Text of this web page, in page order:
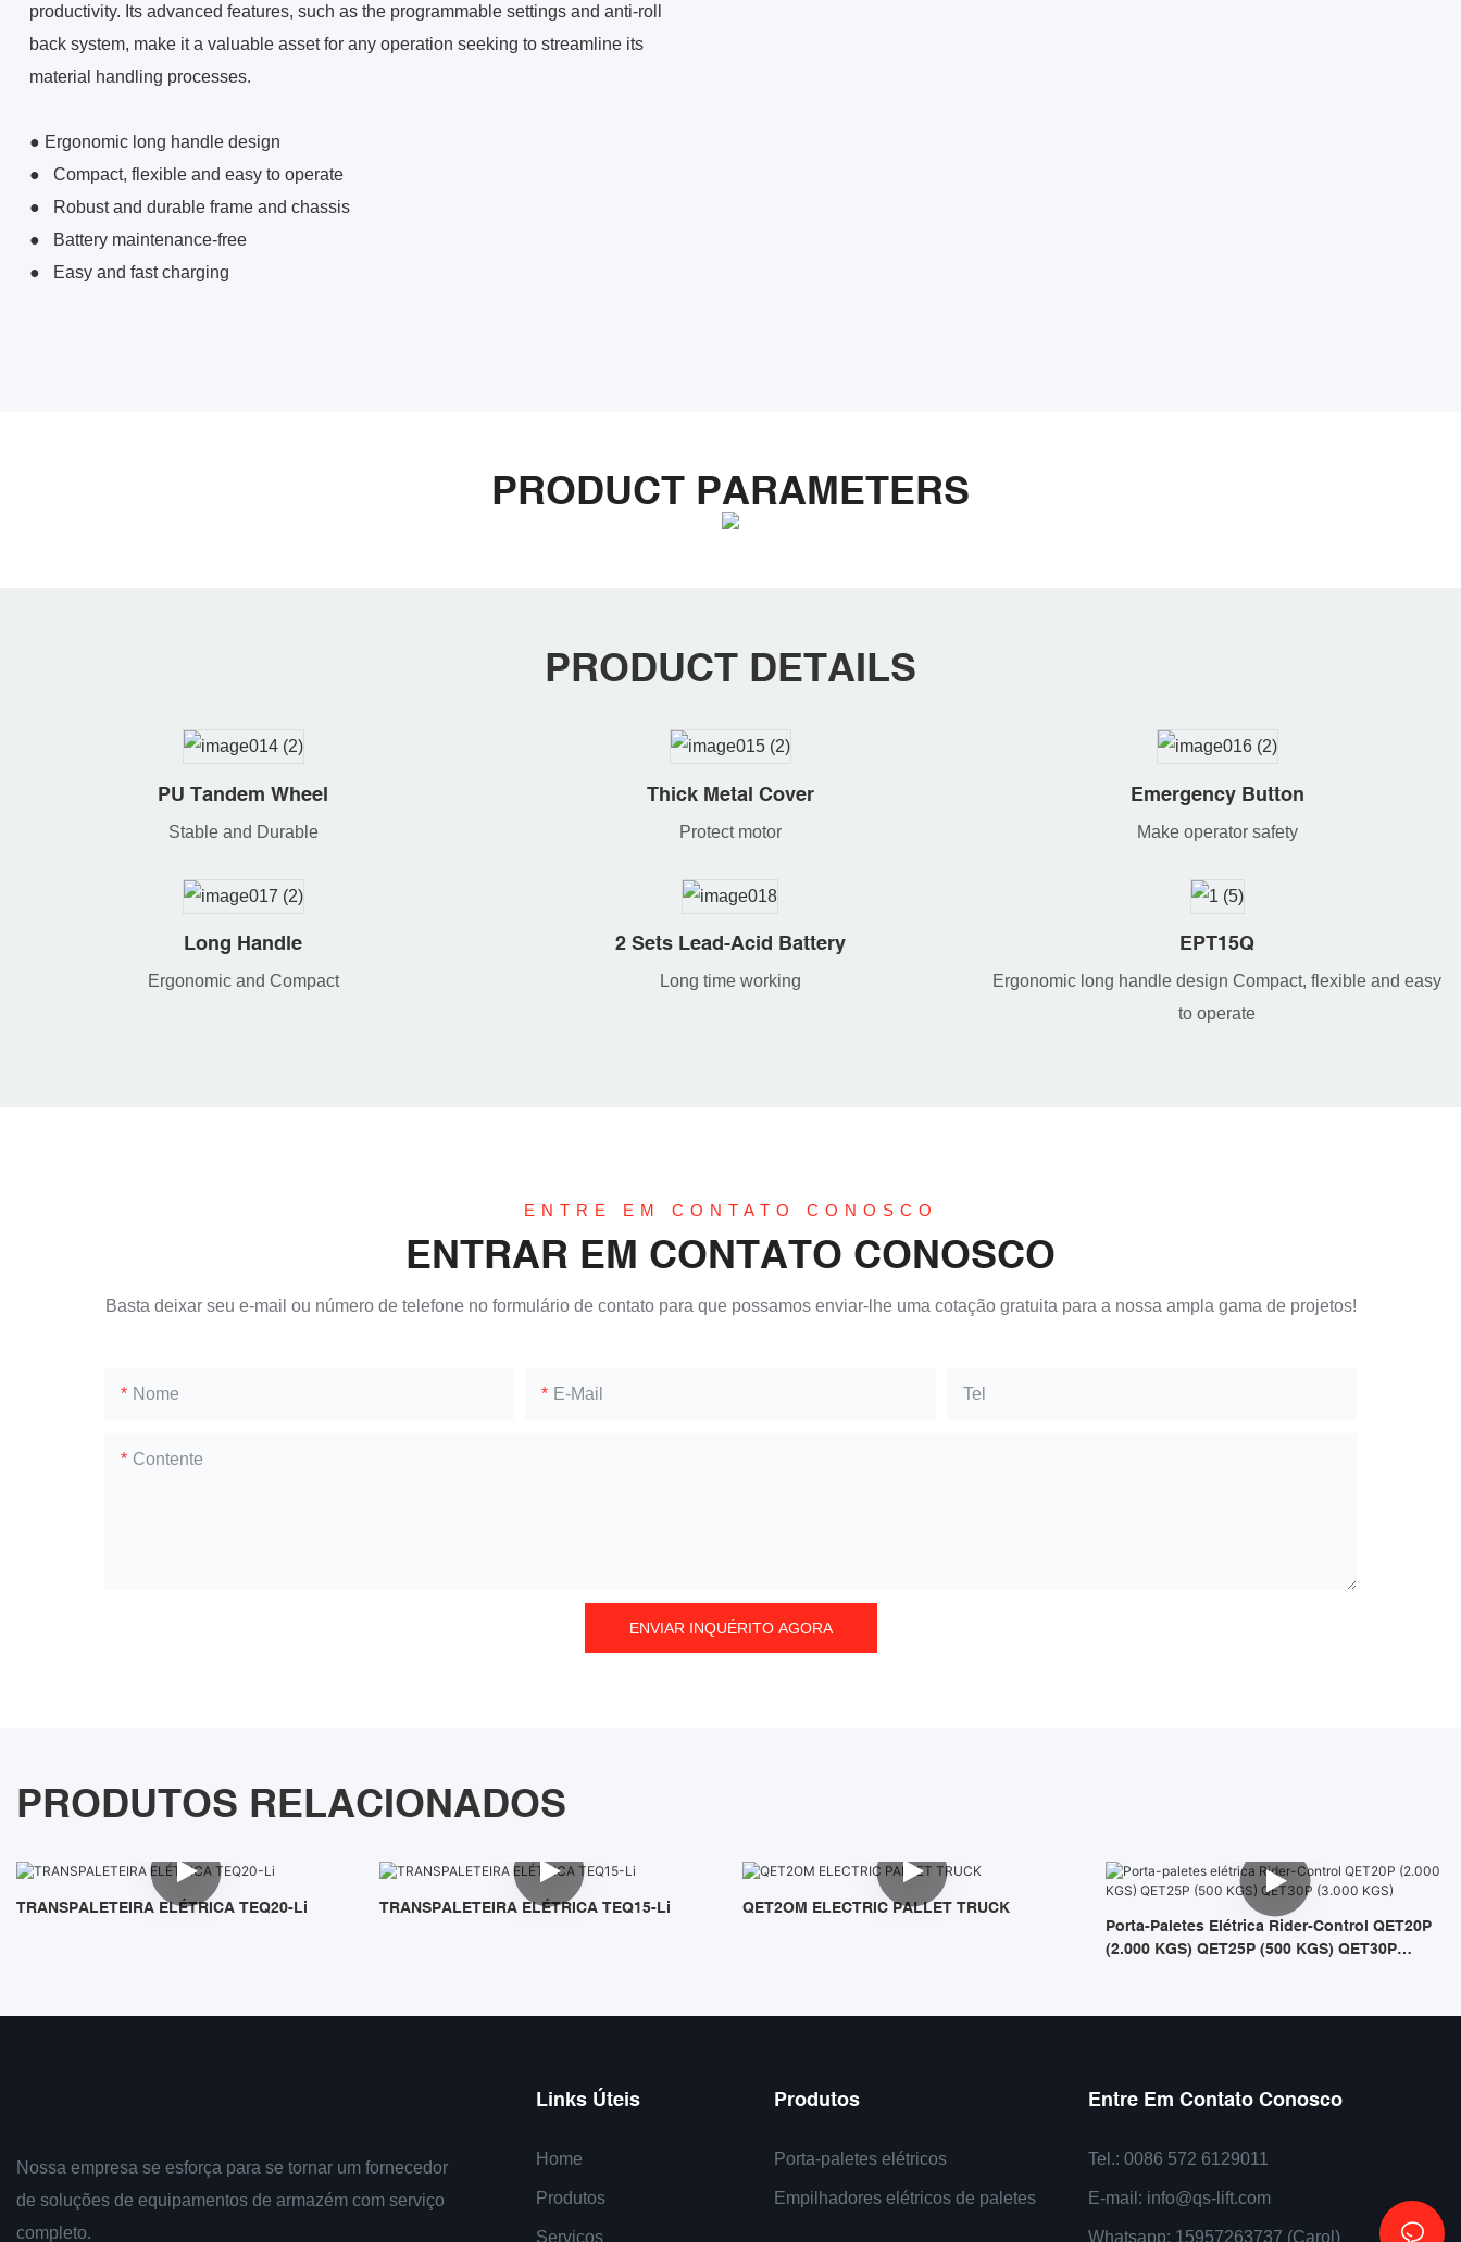
productivity. Its advanced features, such as the programmable settings and anti-roll
back system, make it a valuable asset for any operation seeking to streamline its
material handling processes.
● Ergonomic long handle design
●
Compact, flexible and easy to operate
●
Robust and durable frame and chassis
●
Battery maintenance-free
●
Easy and fast charging
PRODUCT PARAMETERS
PRODUCT DETAILS
PU Tandem Wheel
Stable and Durable
Thick Metal Cover
Protect motor
Emergency Button
Make operator safety
Long Handle
Ergonomic and Compact
2 Sets Lead-Acid Battery
Long time working
EPT15Q
Ergonomic long handle design Compact, flexible and easy
to operate
ENTRE EM CONTATO CONOSCO
ENTRAR EM CONTATO CONOSCO
Basta deixar seu e-mail ou número de telefone no formulário de contato para que possamos enviar-lhe uma cotação gratuita para a nossa ampla gama de projetos!
Nome E-Mail Tel
Contente
ENVIAR INQUÉRITO AGORA
PRODUTOS RELACIONADOS
TRANSPALETEIRA ELÉTRICA TEQ20-Li TRANSPALETEIRA ELÉTRICA TEQ15-Li
QET2OM ELECTRIC PALLET TRUCK
Porta-Paletes Elétrica Rider-Control QET20P
(2.000 KGS) QET25P (500 KGS) QET30P
Nossa empresa se esforça para se tornar um fornecedor
de soluções de equipamentos de armazém com serviço
completo.
Links Úteis
Home
Produtos
Serviços
Produtos
Porta-paletes elétricos
Empilhadores elétricos de paletes
Entre Em Contato Conosco
Tel.: 0086 572 6129011
E-mail: info@qs-lift.com
Whatsapp: 15957263737 (Carol)